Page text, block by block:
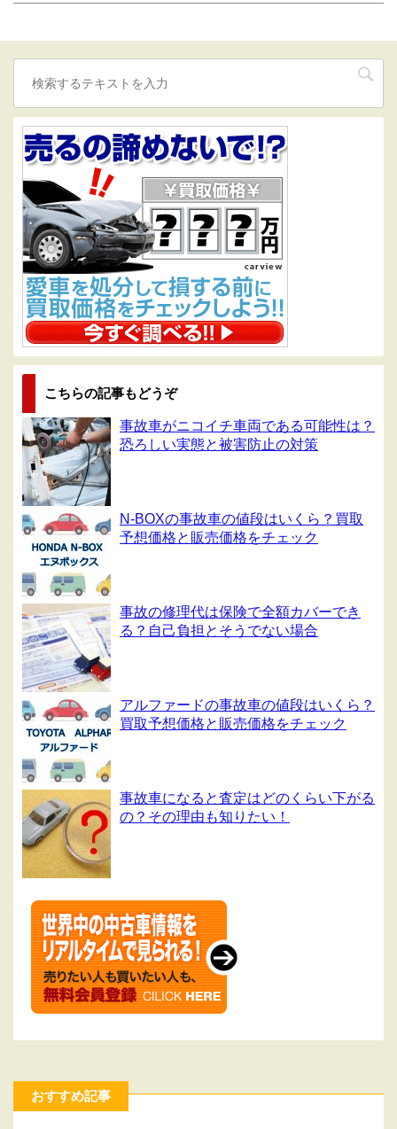
こちらの記事もどうぞ
事故車がニコイチ車両である可能性は？
恐ろしい実態と被害防止の対策
N-BOXの事故車の値段はいくら？買取
予想価格と販売価格をチェック
事故の修理代は保険で全額カバーでき
る？自己負担とそうでない場合
アルファードの事故車の値段はいくら？
買取予想価格と販売価格をチェック
事故車になると査定はどのくらい下がる
の？その理由も知りたい！
おすすめ記事